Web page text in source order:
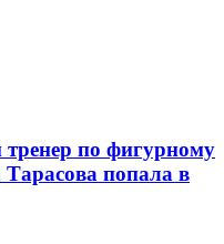
тренер по фигурному
попала в